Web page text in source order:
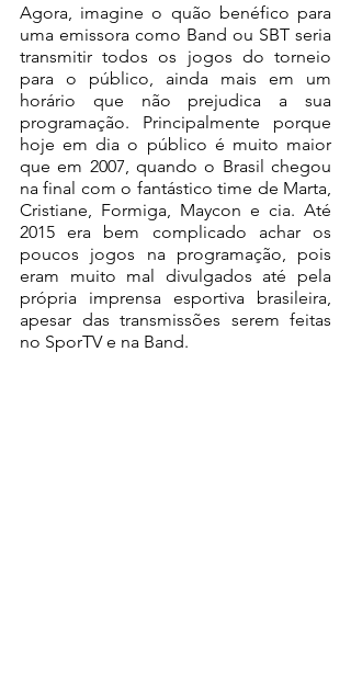
Agora, imagine o quão benéfico para
uma emissora como Band ou SBT seria
transmitir todos os jogos do torneio
para o público, ainda mais em um
horário que não prejudica a sua
programação. Principalmente porque
hoje em dia o público é muito maior
que em 2007, quando o Brasil chegou
na final com o fantástico time de Marta,
Cristiane, Formiga, Maycon e cia. Até
2015 era bem complicado achar os
poucos jogos na programação, pois
eram muito mal divulgados até pela
própria imprensa esportiva brasileira,
apesar das transmissões serem feitas
no SporTV e na Band.